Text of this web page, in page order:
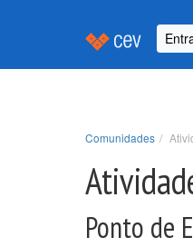
Comunidades
Ponto de